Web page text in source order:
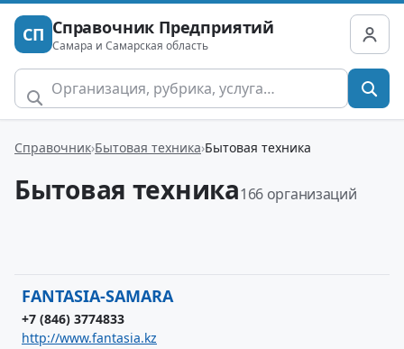
СП Справочник Предприятий
Самара и Самарская область
Справочник Бытовая техника Бытовая техника
Бытовая техника166 организаций
FANTASIA-SAMARA
+7 (846) 3774833
http://www.fantasia.kz